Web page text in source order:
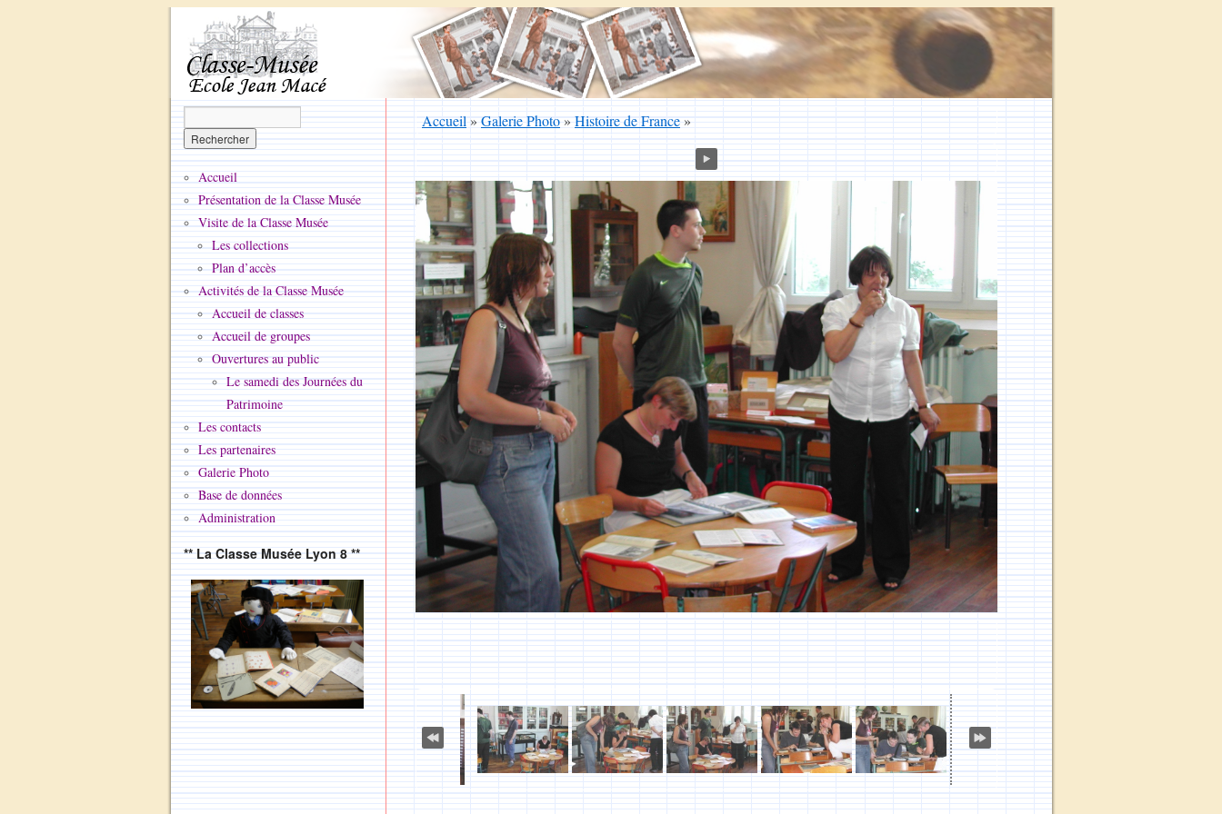
Accueil»Galerie Photo»Histoire de France»
Accueil
Présentation de la Classe Musée
Visite de la Classe Musée
Les collections
Plan d’accès
Activités de la Classe Musée
Accueil de classes
Accueil de groupes
Ouvertures au public
Le samedi des Journées du
Patrimoine
Les contacts
Les partenaires
Galerie Photo
Base de données
Administration
** La Classe Musée Lyon 8 **